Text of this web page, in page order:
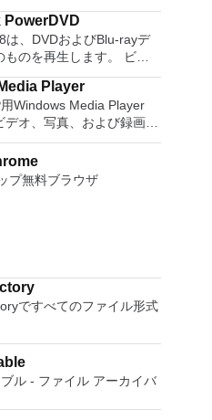
能なすべてのPS2ゲームの
っています。かなり強力な
ーを所有している場合、
たエミュレーターです。
プリケーションはローエン
ターのサポートも提供する
2コンソールのすべて
PCで動作するゲームを見
エミュレー
と、PS2コントローラー
物のプレイステーション
現在の「状態」を保存でき
のメモリーカード：好き
の単一の物理カードに制
りました。 高解像度グラ
PCSX2を使用すると、
HDでゲームをプレイで
は、DVDおよびBlu-rayデ
ものを再生します。 ビデ
オ、写真、VR 360°コンテ
YouTubeやVimeoにとっ
は重要なエンターテ
Ultra HD HDR TV
サウンドシステムの可能性
ビデオの増え続けるコ
アクセスで仮想世界に没
およびHDR10コンテ
ト全画面モードで21：9モ
：1の映画を見る常時オン
でYouTubeライブを見る
生 VRエクスペリエンス
Mixed Realityヘッド
Player
Windows Media Player
オ、写真、および録画し
などすべてを保存して楽し
搭載しています。 再
先で楽しむためのポータ
との同期、さらには家中
デジタル音楽体験がさらに
。 エンターテイメント
場所に - 音楽、ビデオ、
テレビ番組をすべて保存
す。 どこでも楽しめる -
音楽、ビデオ、写真にアク
。
プ無料ブラウザ
ですべてのファイル形式
ル - ファイル アーカイバ